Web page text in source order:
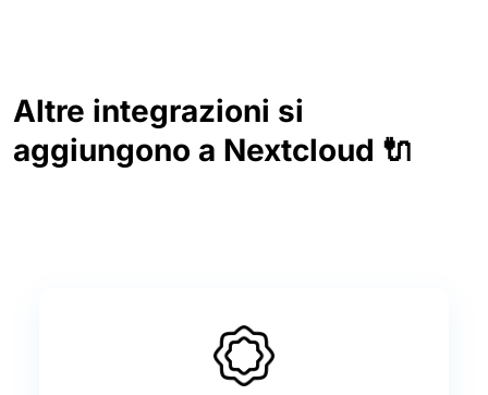
Altre integrazioni si
aggiungono a Nextcloud 🔌